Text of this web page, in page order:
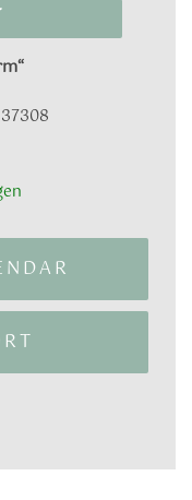
37308